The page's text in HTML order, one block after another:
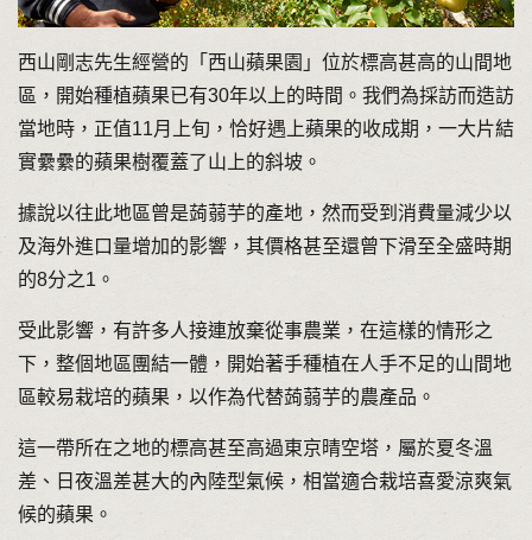
西山剛志先生經營的「西山蘋果園」位於標高甚高的山間地
區，開始種植蘋果已有30年以上的時間。我們為採訪而造訪
當地時，正值11月上旬，恰好遇上蘋果的收成期，一大片結
實纍纍的蘋果樹覆蓋了山上的斜坡。
據說以往此地區曾是蒟蒻芋的產地，然而受到消費量減少以
及海外進口量增加的影響，其價格甚至還曾下滑至全盛時期
的8分之1。
受此影響，有許多人接連放棄從事農業，在這樣的情形之
下，整個地區團結一體，開始著手種植在人手不足的山間地
區較易栽培的蘋果，以作為代替蒟蒻芋的農產品。
這一帶所在之地的標高甚至高過東京晴空塔，屬於夏冬溫
差、日夜溫差甚大的內陸型氣候，相當適合栽培喜愛涼爽氣
候的蘋果。